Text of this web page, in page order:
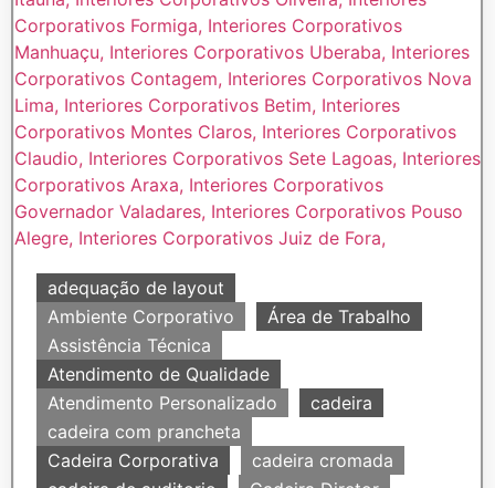
adequação de layout
Ambiente Corporativo
Área de Trabalho
Assistência Técnica
Atendimento de Qualidade
Atendimento Personalizado
cadeira
cadeira com prancheta
Cadeira Corporativa
cadeira cromada